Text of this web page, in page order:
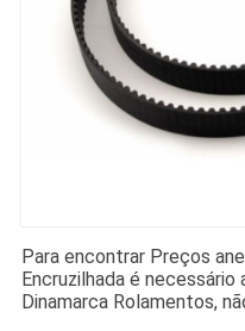
Para encontrar Preços
Encruzilhada é
Dinamarca Rolamentos,